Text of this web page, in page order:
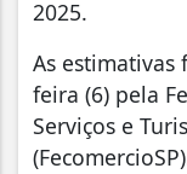
2025.
As
feira (6) pela
Serviços e